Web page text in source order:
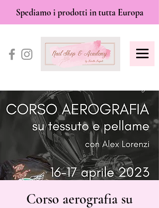
Spediamo i prodotti in tutta Europa
Corso aerografia su